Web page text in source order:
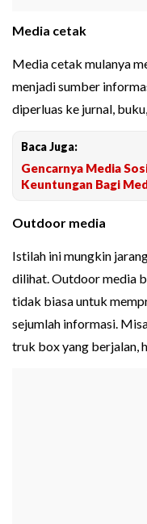
Media cetak
Media cetak mulanya
menjadi sumber
diperluas ke jurnal,
Baca Juga:
Gencarnya Media
Keuntungan Bagi
Outdoor media
Istilah ini mungkin
dilihat. Outdoor media
tidak biasa untuk
sejumlah informasi.
truk box yang berjalan,